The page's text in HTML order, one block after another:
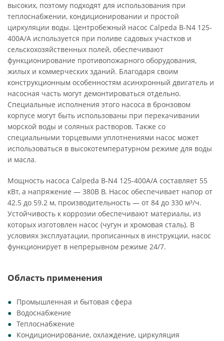
высоких, поэтому подходят для использования при
теплоснабжении, кондиционировании и простой
циркуляции воды. Центробежный насос Calpeda B-N4 125-
400A/A используется при поливе садовых участков и
сельскохозяйственных полей, обеспечивают
функционирование противопожарного оборудования,
жилых и коммерческих зданий. Благодаря своим
конструкционным особенностям асинхронный двигатель и
насосная часть могут демонтироваться отдельно.
Специальные исполнения этого насоса в бронзовом
корпусе могут быть использованы при перекачивании
морской воды и соляных растворов. Также со
специальными торцевыми уплотнениями насос может
использоваться в высокотемпературном режиме для воды
и масла.
Мощность насоса Calpeda B-N4 125-400A/A составляет 55
кВт, а напряжение — 380В В. Насос обеспечивает напор от
42.5 до 59.2 м, производительность — от 84 до 330 м³/ч.
Устойчивость к коррозии обеспечивают материалы, из
которых изготовлен насос (чугун и хромовая сталь). В
условиях эксплуатации, прописанных в инструкции, насос
функционирует в непрерывном режиме 24/7.
Область применения
Промышленная и бытовая сфера
Водоснабжение
Теплоснабжение
Кондиционирование, охлаждение, циркуляция